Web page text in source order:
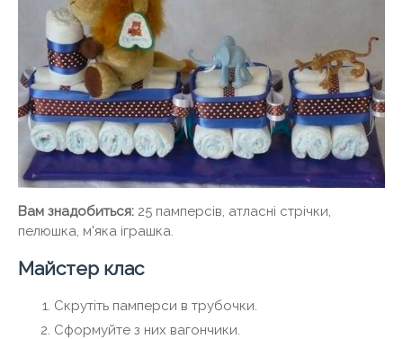
Вам знадобиться: 25 памперсів, атласні стрічки,
пелюшка, м'яка іграшка.
Майстер клас
Скрутіть памперси в трубочки.
Сформуйте з них вагончики.